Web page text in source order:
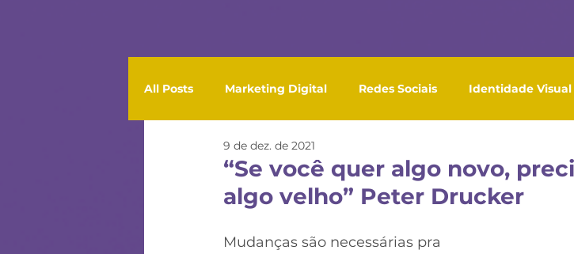
All Posts Marketing Digital Redes Sociais Identidade Visual
“Se você quer algo novo,
algo velho” Peter Drucker
9 de dez. de 2021
Mudanças são necessárias pra